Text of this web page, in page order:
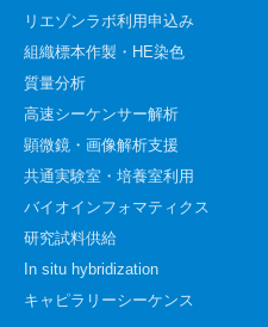
リエゾンラボ利用申込み
組織標本作製・HE染色
質量分析
高速シーケンサー解析
顕微鏡・画像解析支援
共通実験室・培養室利用
バイオインフォマティクス
研究試料供給
In situ hybridization
キャピラリーシーケンス